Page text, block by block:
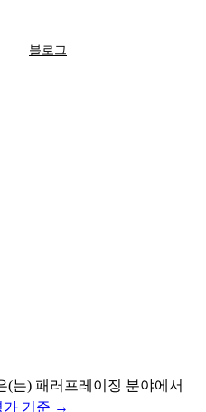
블로그
(는) 패러프레이징 분야에서
가 기준 →